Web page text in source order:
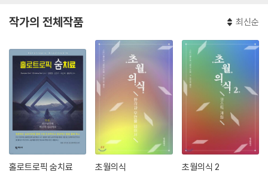
20권 이상의 저서를 발표했다. 공식 홈페이지는 www.holotropic.com
작가의 전체작품 최신순
홀로트로픽 숨치료 초월의식 초월의식 2